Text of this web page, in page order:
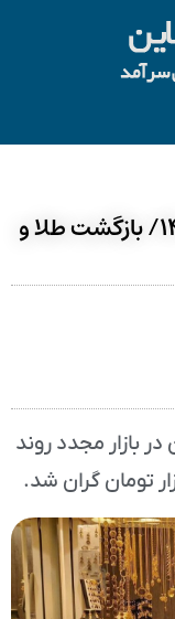
قیمت طلا و سکه امروز ۷ آبان ۱۴۰۴/ بازگشت طلا و
در بازار مجدد روند